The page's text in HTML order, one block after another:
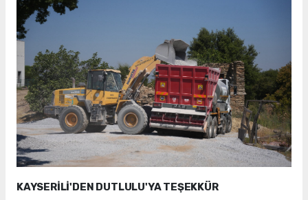
KAYSERİLİ'DEN DUTLULU'YA TEŞEKKÜR